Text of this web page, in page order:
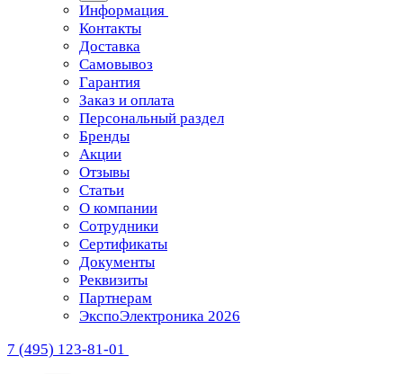
Информация
Контакты
Доставка
Самовывоз
Гарантия
Заказ и оплата
Персональный раздел
Бренды
Акции
Отзывы
Статьи
О компании
Сотрудники
Сертификаты
Документы
Реквизиты
Партнерам
ЭкспоЭлектроника 2026
7 (495) 123-81-01